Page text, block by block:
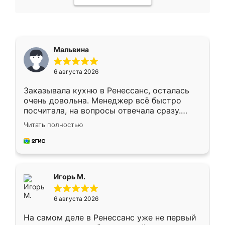
Мальвина
6 августа 2026
Заказывала кухню в Ренессанс, осталась
очень довольна. Менеджер всё быстро
посчитала, на вопросы отвечала сразу.
Замерщик приехал в субботу, подошёл к
делу со всей ответственностью. Собрали
за день, ребята работали аккуратно, даже
Читать полностью
Игорь М.
6 августа 2026
На самом деле в Ренессанс уже не первый